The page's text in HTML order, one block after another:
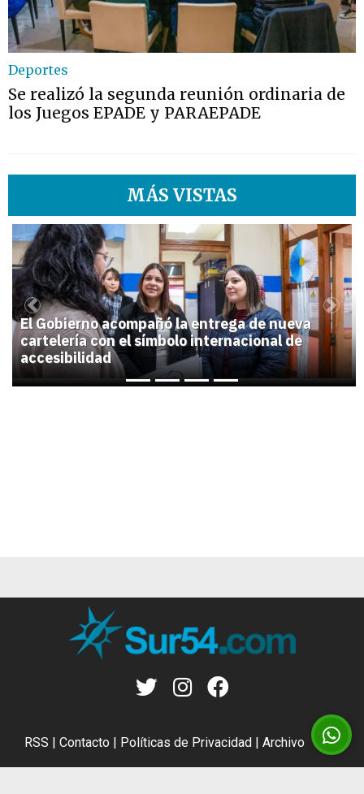
Deportes
Se realizó la segunda reunión ordinaria de
los Juegos EPADE y PARAEPADE
MÁS VISTAS
1
El Gobierno acompañó la entrega de nueva
cartelería con el símbolo internacional de
accesibilidad
Previous Next
RSS Contacto Políticas de Privacidad Archivo